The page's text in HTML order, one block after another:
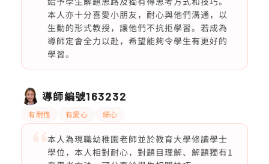
本人亦十分喜愛小朋友，耐心與他們溝通，以
生動的形式教授，讓他們不抗拒學習。若成為
導師定會全力以赴，希望能夠令學生有更好的
學習。
導師編號163232
有耐性 有愛心 細心
本人為現職幼稚園老師並於教育大學修讀學士
學位，本人相對耐心，對題目理解、解題獨有1